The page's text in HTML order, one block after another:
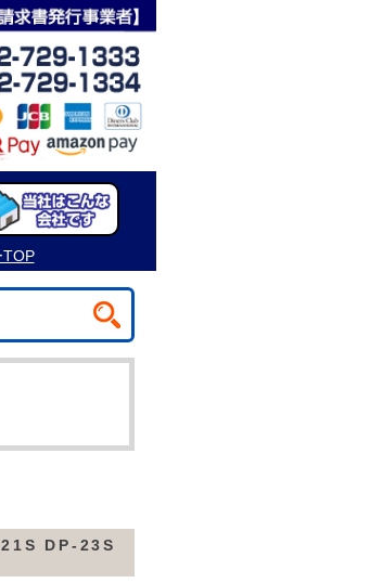
DP-23S